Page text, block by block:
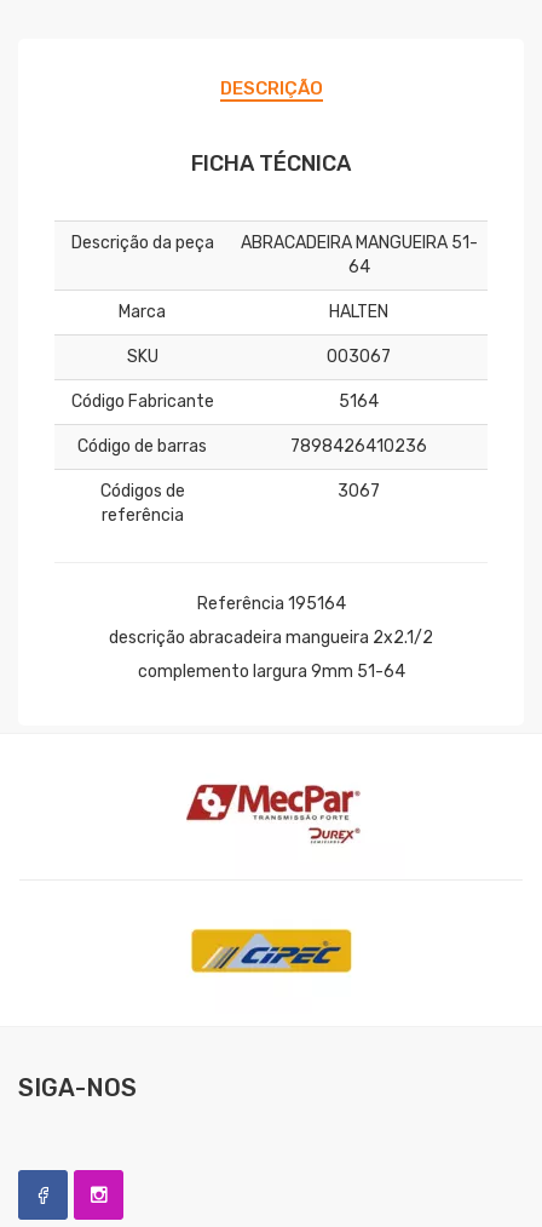
DESCRIÇÃO
FICHA TÉCNICA
Descrição da peça
ABRACADEIRA MANGUEIRA 51-
64
Marca HALTEN
SKU 003067
Código Fabricante 5164
Código de barras 7898426410236
Códigos de
referência
3067
Referência 195164
descrição abracadeira mangueira 2x2.1/2
complemento largura 9mm 51-64
SIGA-NOS